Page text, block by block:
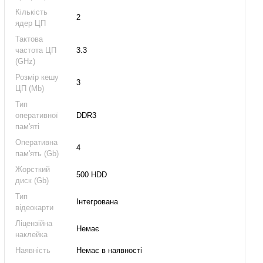
Кількість
ядер ЦП
2
Тактова
частота ЦП
(GHz)
3.3
Розмір кешу
ЦП (Mb)
3
Тип
оперативної
пам'яті
DDR3
Оперативна
пам'ять (Gb)
4
Жорсткий
диск (Gb)
500 HDD
Тип
відеокарти
Інтегрована
Ліцензійна
наклейка
Немає
Наявність
Немає в наявності